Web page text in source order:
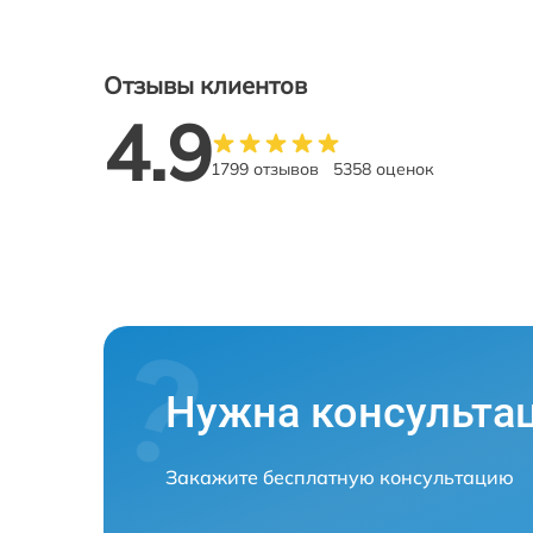
Отзывы клиентов
4.91799 отзывов 5358 оценок
Нужна
Закажите бесплатную консультацию